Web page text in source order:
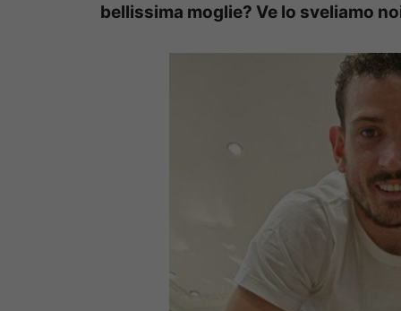
bellissima moglie? Ve lo sveliamo